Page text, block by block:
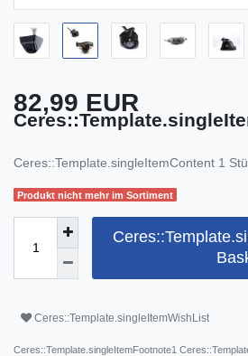
82,99 EUR
Ceres::Template.singleItemContent 1
Produkt nicht mehr im Sortiment
Ceres::Template.singleItemWishList
Ceres::Template.singleItemFootnote1